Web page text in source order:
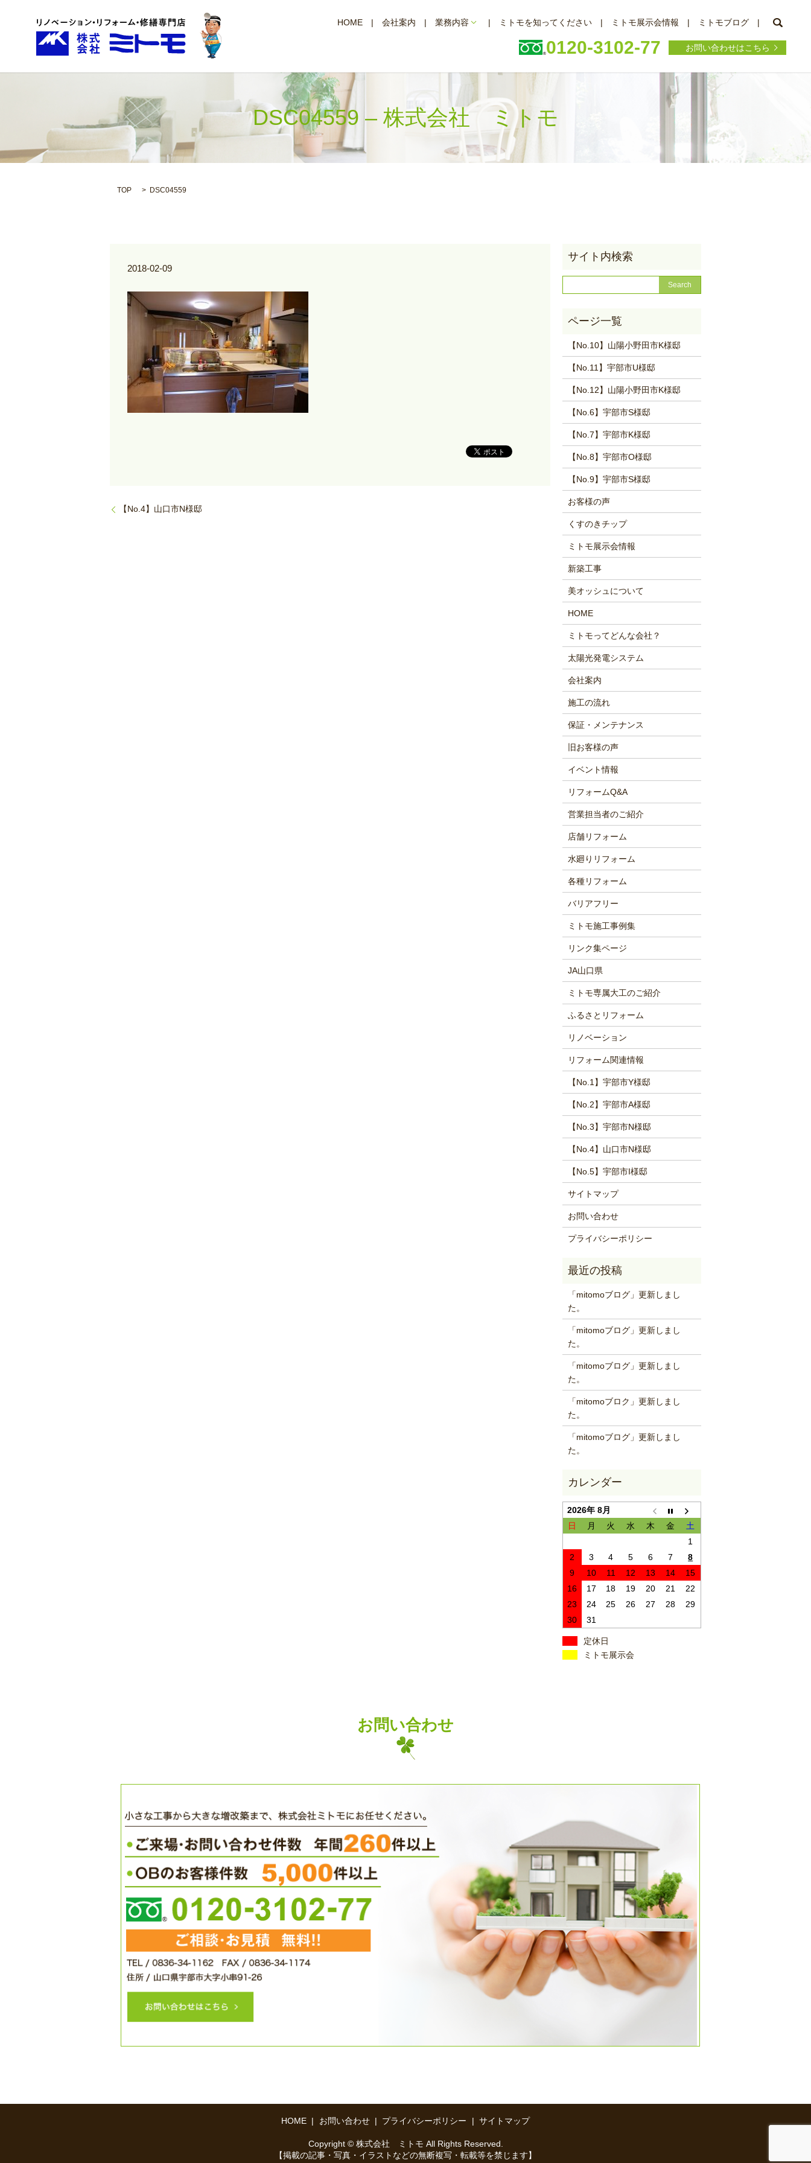
HOME 会社案内 業務内容 ミトモを知ってください ミトモ展示会情報 ミトモブログ
0120-3102-77 お問い合わせはこちら
DSC04559 – 株式会社 ミトモ
TOP DSC04559
2018-02-09
【No.4】山口市N様邸
【No.10】山陽小野田市K様邸
【No.11】宇部市U様邸
【No.12】山陽小野田市K様邸
【No.6】宇部市S様邸
【No.7】宇部市K様邸
【No.8】宇部市O様邸
【No.9】宇部市S様邸
お客様の声
くすのきチップ
ミトモ展示会情報
新築工事
美オッシュについて
HOME
ミトモってどんな会社？
太陽光発電システム
会社案内
施工の流れ
保証・メンテナンス
旧お客様の声
イベント情報
リフォームQ&A
営業担当者のご紹介
店舗リフォーム
水廻りリフォーム
各種リフォーム
バリアフリー
ミトモ施工事例集
リンク集ページ
JA山口県
ミトモ専属大工のご紹介
ふるさとリフォーム
リノベーション
リフォーム関連情報
【No.1】宇部市Y様邸
【No.2】宇部市A様邸
【No.3】宇部市N様邸
【No.4】山口市N様邸
【No.5】宇部市I様邸
サイトマップ
お問い合わせ
プライバシーポリシー
「mitomoブログ」更新しまし
た。
「mitomoブログ」更新しまし
た。
「mitomoブログ」更新しまし
た。
「mitomoブロク」更新しまし
た。
「mitomoブログ」更新しまし
た。
2026年 8月
日
月 火 水 木 金
土
1
2
3 4 5 6 7
8
9
10 11 12 13 14
15
16
17 18 19 20 21
22
23
24 25 26 27 28
29
30
31
定休日
ミトモ展示会
お問い合わせ
HOME お問い合わせ プライバシーポリシー サイトマップ
Copyright © 株式会社 ミトモ All Rights Reserved.
【掲載の記事・写真・イラストなどの無断複写・転載等を禁じます】